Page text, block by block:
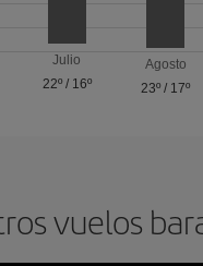
Julio
22º/ 16º
Agosto
23º / 17º
vuelos